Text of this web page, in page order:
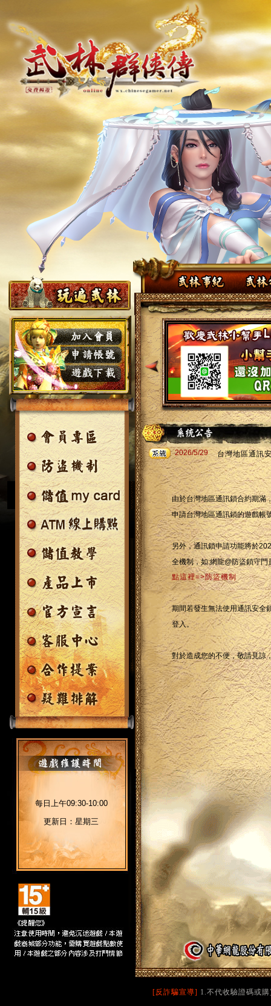
每日上午09:30-10:00
更新日：星期三
2026/5/29 台灣地區通訊
由於台灣地區通訊鎖合約期滿
申請台灣地區通訊鎖的遊戲帳
另外，通訊鎖申請功能將於
全機制，如:網龍@防盜鎖守
點這裡=>防盜機制
期間若發生無法使用通訊安全
登入。
對於造成您的不便，敬請見諒
[反詐騙宣導] 1.不代收驗證碼或